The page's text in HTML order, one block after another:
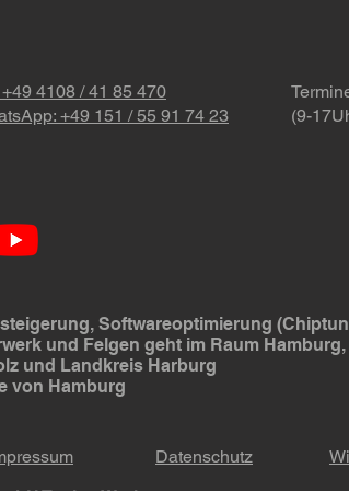
+49 4108 / 41 85 470
+49 151 / 55 91 74 23
(9-
Softwareoptimierung
und Felgen geht im Raum
und Landkreis Harburg
von Hamburg
Datenschutz